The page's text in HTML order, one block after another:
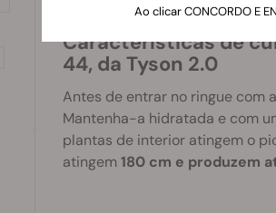
Características de
44, da Tyson 2.0
Antes de entrar no ringue com
Mantenha-a hidratada e com
plantas de interior atingem o
atingem 180 cm e produzem
Ao clicar CONCORDO E